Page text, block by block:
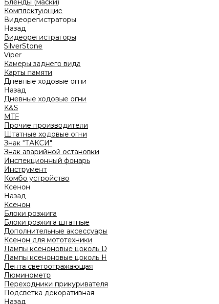
Бленды (маски)
Комплектующие
Видеорегистраторы
Назад
Видеорегистраторы
SilverStone
Viper
Камеры заднего вида
Карты памяти
Дневные ходовые огни
Назад
Дневные ходовые огни
K&S
MTF
Прочие производители
Штатные ходовые огни
Знак "ТАКСИ"
Знак аварийной остановки
Инспекционный фонарь
Инструмент
Комбо устройство
Ксенон
Назад
Ксенон
Блоки розжига
Блоки розжига штатные
Дополнительные аксессуары
Ксенон для мототехники
Лампы ксеноновые цоколь D
Лампы ксеноновые цоколь H
Лента светоотражающая
Люминометр
Переходники прикуривателя
Подсветка декоративная
Назад